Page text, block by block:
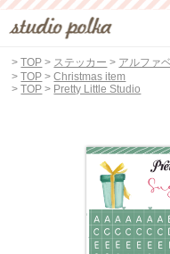
>TOP > ステッカー > アルファ
>TOP >Christmas item
>TOP > Pretty Little Studio